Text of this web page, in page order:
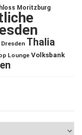
Moritzburg
Thalia
Lounge Volksbank